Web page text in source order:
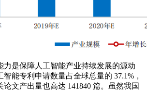
是保障人工智能产业持续发展的源动
能专利申请数量占全球总量的 37.1%，
文产出量也高达 141840 篇。虽然我国